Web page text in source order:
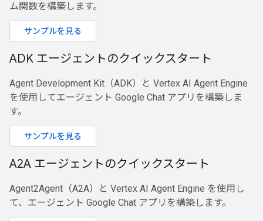
ム関数を構築します。
サンプルを見る
ADK エージェントのクイックスタート
Agent Development Kit（ADK）と Vertex AI Agent Engine
を使用してエージェント Google Chat アプリを構築しま
す。
サンプルを見る
A2A エージェントのクイックスタート
Agent2Agent（A2A）と Vertex AI Agent Engine を使用し
て、エージェント Google Chat アプリを構築します。